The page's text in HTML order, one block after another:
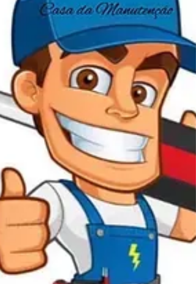
Recreio dos Bandeirantes RJ Conserto de
Aquecedor Rinnai no Recreio dos
Conserto de Aquecedor Sakura no Recreio dos
Bandeirantes Conserto de Aquecedor Bosch
Recreio dos Bandeirantes Conserto de
Aquecedor Lorenzetti no Recreio dos
Bandeirantes Conserto de Aquecedor Komeco
no Recreio dos Bandeirantes Conserto de
Aquecedor Kobe no Recreio dos